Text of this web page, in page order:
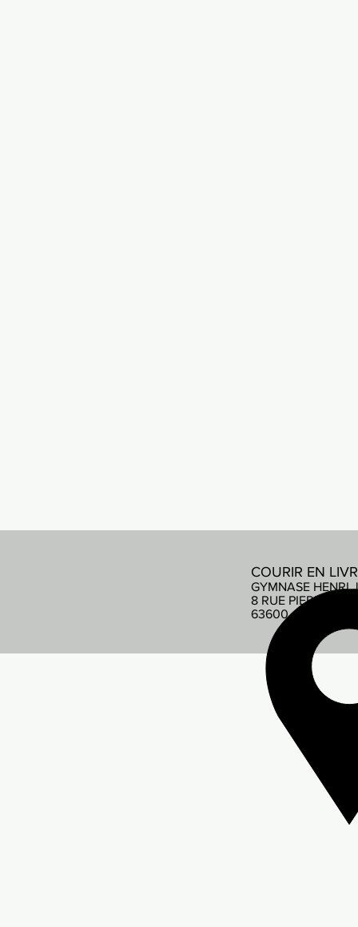
COURIR EN
GYMNASE HENRI
8 RUE PIERRE DE
63600 AMBERT